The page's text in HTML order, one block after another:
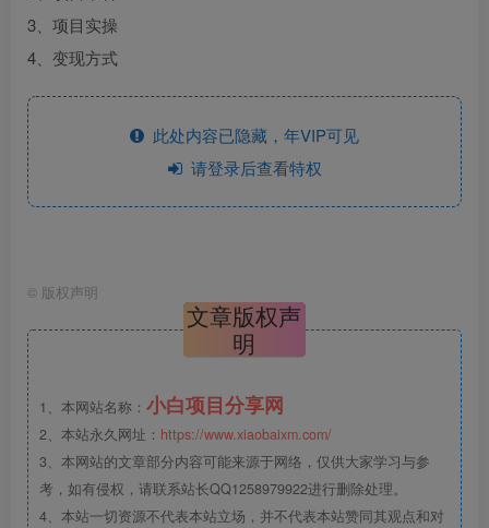
3、项目实操
4、变现方式
此处内容已隐藏，年VIP可见
请登录后查看特权
© 版权声明
文章版权声
明
1、本网站名称： 小白项目分享网
2、本站永久网址： https://www.xiaobaixm.com/
3、本网站的文章部分内容可能来源于网络，仅供大家学习与参
考，如有侵权，请联系站长QQ1258979922进行删除处理。
4、本站一切资源不代表本站立场，并不代表本站赞同其观点和对